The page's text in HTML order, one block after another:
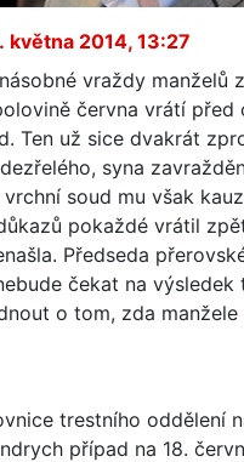
května 2014, 13:27
vraždy manželů
června vrátí před
Ten už sice dvakrát
syna
vrchní soud mu však
pokaždé vrátil
Předseda
čekat na výsledek
o tom, zda manžele
trestního oddělení
případ na 18.